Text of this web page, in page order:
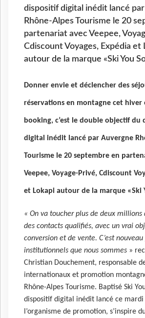
dispositif digital inédit lancé
Rhône-Alpes Tourisme le 20
partenariat avec Veepee,
Cdiscount Voyages, Expédia et
autour de la marque «Ski You
Donner envie et déclencher des
réservations en montagne cet hiver
booking, c’est le double objectif du
digital inédit lancé par Auvergne
Tourisme le 20 septembre en
Veepee, Voyage-Privé, Cdiscount
et Lokapi autour de la marque «Ski
« On va toucher plus de deux millions
des contacts qualifiés, avec un vrai
conversion et de vente. C’est
institutionnels que nous sommes »
Christian Douchement, responsable
internationaux et promotion
Rhône-Alpes Tourisme. Baptisé Ski
dispositif digital inédit lancé ce mardi
l’organisme de promotion, s’inspire